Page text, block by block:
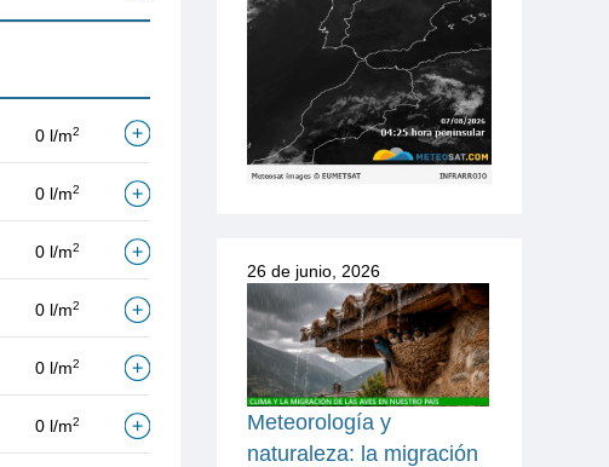
0 l/m2
0 l/m2
0 l/m2
0 l/m2
0 l/m2
0 l/m2
26 de junio, 2026
Meteorología y
naturaleza: la migración